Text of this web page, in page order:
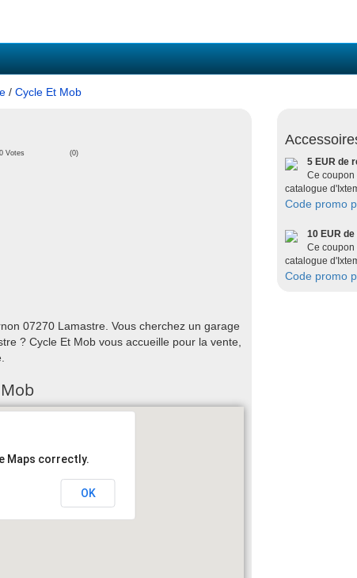
/ Cycle Et Mob
0 Votes (0)
07270 Lamastre. Vous cherchez un garage
? Cycle Et Mob vous accueille pour la vente,
Maps correctly.
OK
5 EUR de
Ce coupon
catalogue
Code promo
10 EUR
Ce coupon
catalogue
Code promo